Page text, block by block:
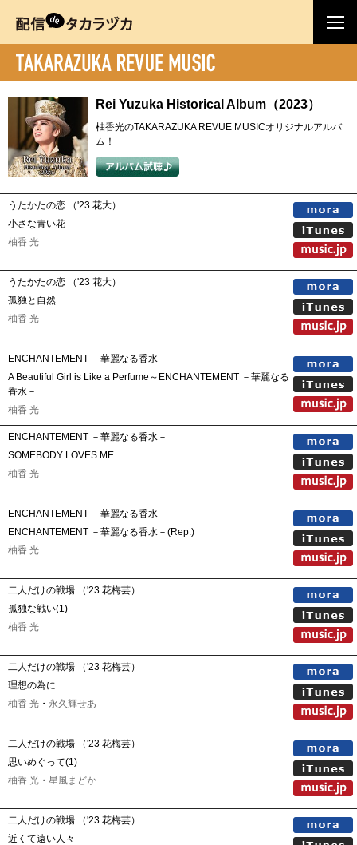
Rei Yuzuka Historical Album（2023）
柚香光のTAKARAZUKA REVUE MUSICオリジナルアルバ
ム！
うたかたの恋 （'23 花大）
小さな青い花
柚香 光
うたかたの恋 （'23 花大）
孤独と自然
柚香 光
ENCHANTEMENT －華麗なる香水－
A Beautiful Girl is Like a Perfume～ENCHANTEMENT －華麗なる
香水－
柚香 光
ENCHANTEMENT －華麗なる香水－
SOMEBODY LOVES ME
柚香 光
ENCHANTEMENT －華麗なる香水－
ENCHANTEMENT －華麗なる香水－(Rep.)
柚香 光
二人だけの戦場 （'23 花梅芸）
孤独な戦い(1)
柚香 光
二人だけの戦場 （'23 花梅芸）
理想の為に
柚香 光 ・ 永久輝せあ
二人だけの戦場 （'23 花梅芸）
思いめぐって(1)
柚香 光 ・ 星風まどか
二人だけの戦場 （'23 花梅芸）
近くて遠い人々